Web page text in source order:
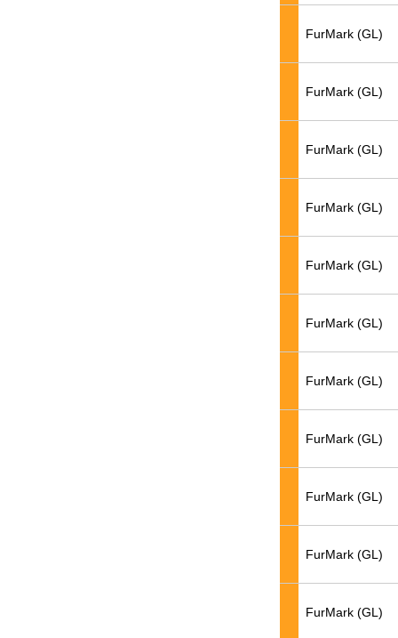
FurMark (GL)
FurMark (GL)
FurMark (GL)
FurMark (GL)
FurMark (GL)
FurMark (GL)
FurMark (GL)
FurMark (GL)
FurMark (GL)
FurMark (GL)
FurMark (GL)